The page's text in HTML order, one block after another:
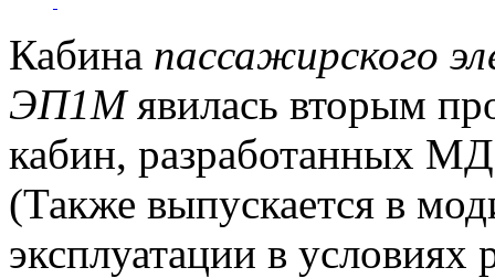
Кабина пассажирского
ЭП1Мявилась вторым
кабин, разработанных
(Также выпускается в
эксплуатации в